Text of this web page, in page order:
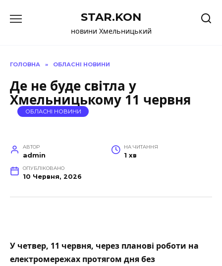
до
STAR.KON
новини Хмельницький
ГОЛОВНА » ОБЛАСНІ НОВИНИ
Де не буде світла у
Хмельницькому 11 червня
ОБЛАСНІ НОВИНИ
АВТОР
admin
НА ЧИТАННЯ
1 хв
ОПУБЛІКОВАНО
10 Червня, 2026
У четвер, 11 червня, через планові роботи на
електромережах протягом дня без